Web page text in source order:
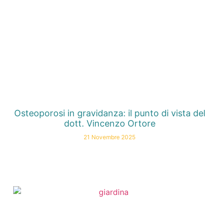
Osteoporosi in gravidanza: il punto di vista del
dott. Vincenzo Ortore
21 Novembre 2025